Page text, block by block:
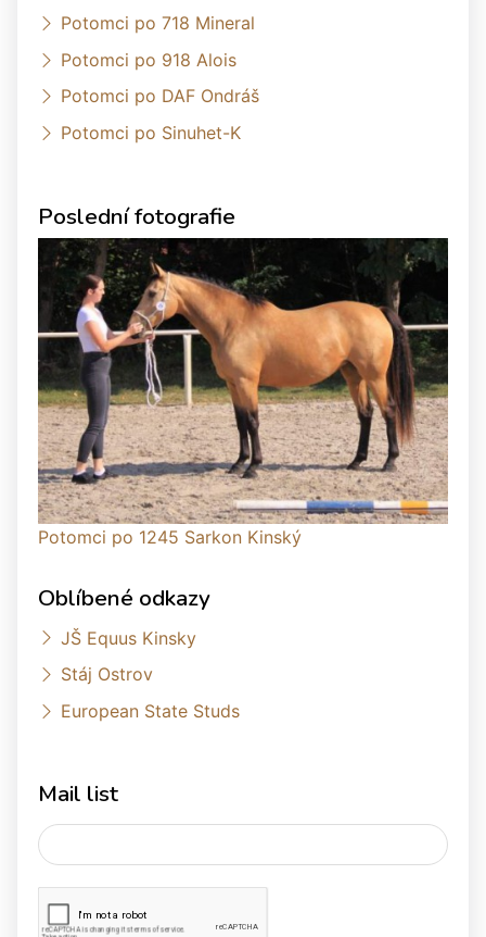
Potomci po 718 Mineral
Potomci po 918 Alois
Potomci po DAF Ondráš
Potomci po Sinuhet-K
Poslední fotografie
Potomci po 1245 Sarkon Kinský
Oblíbené odkazy
JŠ Equus Kinsky
Stáj Ostrov
European State Studs
Mail list